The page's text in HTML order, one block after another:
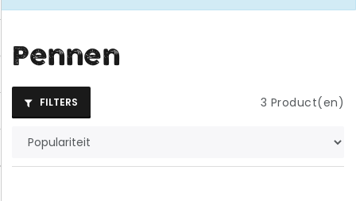
Pennen
FILTERS 3 Product(en)